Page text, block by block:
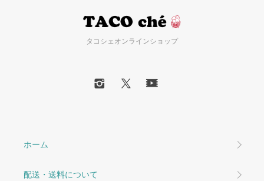
タコシェオンラインショップ
ホーム
配送・送料について